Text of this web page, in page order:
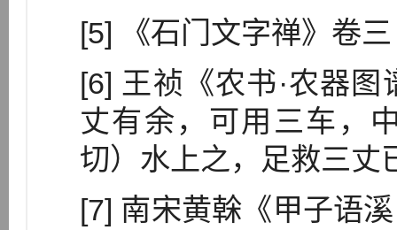
[5] 《石门文字禅》卷三
[6] 王祯《农书·农器图
丈有余，可用三车，
切）水上之，足救三丈
[7] 南宋黄榦《甲子语